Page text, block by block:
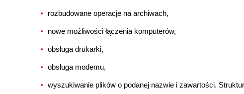
rozbudowane operacje na archiwach,
nowe możliwości łączenia komputerów,
obsługa drukarki,
obsługa modemu,
wyszukiwanie plików o podanej nazwie i zawartości.